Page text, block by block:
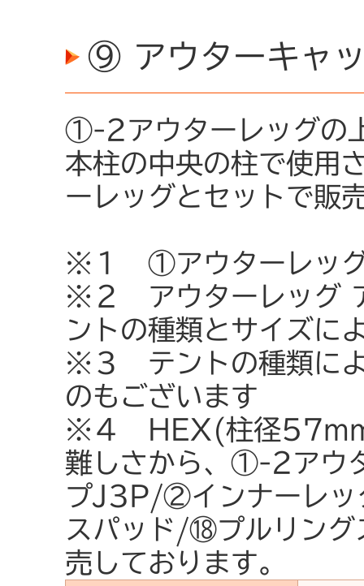
⑨ アウターキャ
①-2アウターレッグの
本柱の中央の柱で使用
ーレッグとセットで販
※１ ①アウターレッグ
※２ アウターレッグ
ントの種類とサイズに
※３ テントの種類によ
のもございます
※４ HEX(柱径
難しさから、①-2アウ
プJ3P/②インナーレ
スパッド/⑱プルリング
売しております。